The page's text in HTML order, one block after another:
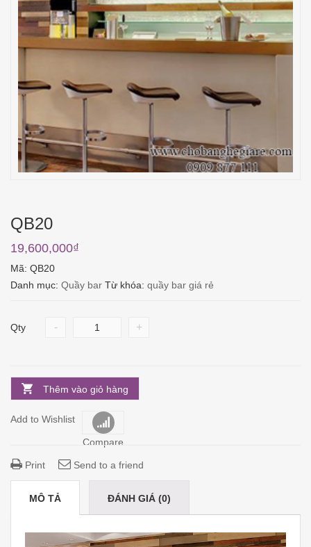
QB20
19,600,000₫
Mã: QB20
Danh mục: Quầy bar Từ khóa: quầy bar giá rẻ
Qty - +
Thêm vào giỏ hàng
Add to Wishlist
Compare
Print Send to a friend
MÔ TẢ ĐÁNH GIÁ (0)